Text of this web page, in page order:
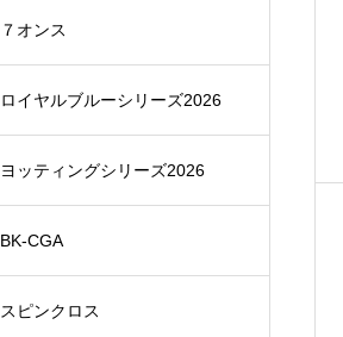
７オンス
ロイヤルブルーシリーズ2026
ヨッティングシリーズ2026
BK-CGA
スピンクロス